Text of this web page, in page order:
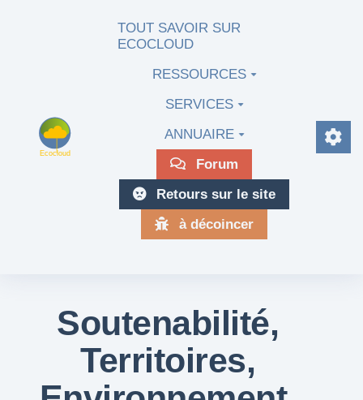
Aller au contenu principal
TOUT SAVOIR SUR
ECOCLOUD
RESSOURCES
SERVICES
ANNUAIRE
Forum
Retours sur le site
à décoincer
Soutenabilité,
Territoires,